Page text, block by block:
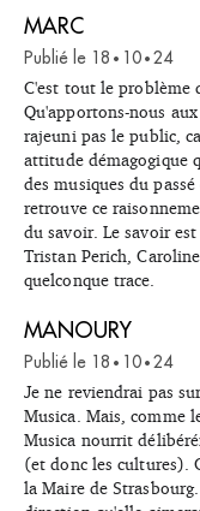
MARC
Publié le 18 • 10 • 24
C'est tout le problème
Qu'apportons-nous
rajeuni pas le public,
attitude démagogique
des musiques du
retrouve ce
du savoir. Le savoir
Tristan Perich,
quelconque trace.
MANOURY
Publié le 18 • 10 • 24
Je ne reviendrai pas
Musica. Mais, comme
Musica nourrit
(et donc les cultures).
la Maire de